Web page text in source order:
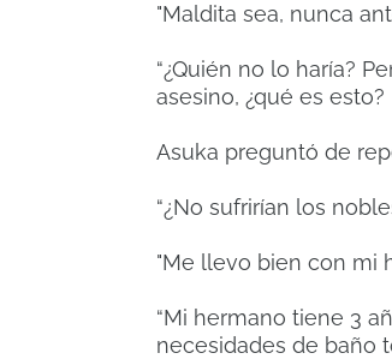
"Maldita sea, nunca
“¿Quién no lo haría?
asesino, ¿qué es esto?
Asuka preguntó de
“¿No sufrirían los
"Me llevo bien con mi
“Mi hermano tiene 3
necesidades de baño